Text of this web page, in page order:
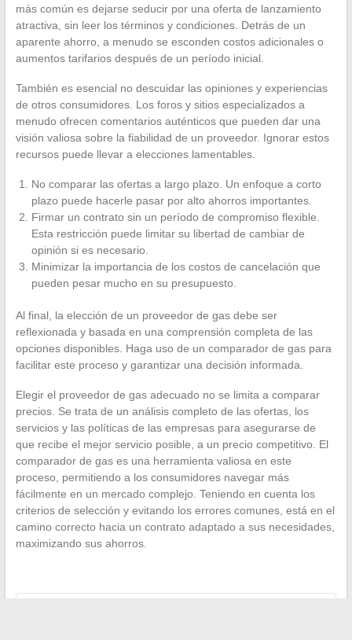
más común es dejarse seducir por una oferta de lanzamiento
atractiva, sin leer los términos y condiciones. Detrás de un
aparente ahorro, a menudo se esconden costos adicionales o
aumentos tarifarios después de un período inicial.
También es esencial no descuidar las opiniones y experiencias
de otros consumidores. Los foros y sitios especializados a
menudo ofrecen comentarios auténticos que pueden dar una
visión valiosa sobre la fiabilidad de un proveedor. Ignorar estos
recursos puede llevar a elecciones lamentables.
No comparar las ofertas a largo plazo. Un enfoque a corto
plazo puede hacerle pasar por alto ahorros importantes.
Firmar un contrato sin un período de compromiso flexible.
Esta restricción puede limitar su libertad de cambiar de
opinión si es necesario.
Minimizar la importancia de los costos de cancelación que
pueden pesar mucho en su presupuesto.
Al final, la elección de un proveedor de gas debe ser
reflexionada y basada en una comprensión completa de las
opciones disponibles. Haga uso de un comparador de gas para
facilitar este proceso y garantizar una decisión informada.
Elegir el proveedor de gas adecuado no se limita a comparar
precios. Se trata de un análisis completo de las ofertas, los
servicios y las políticas de las empresas para asegurarse de
que recibe el mejor servicio posible, a un precio competitivo. El
comparador de gas es una herramienta valiosa en este
proceso, permitiendo a los consumidores navegar más
fácilmente en un mercado complejo. Teniendo en cuenta los
criterios de selección y evitando los errores comunes, está en el
camino correcto hacia un contrato adaptado a sus necesidades,
maximizando sus ahorros.